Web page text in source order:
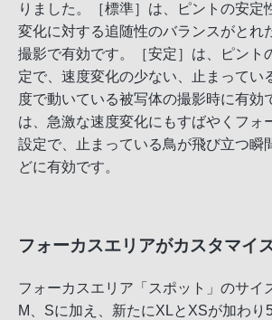
りました。［標準］は、ピントの安定
変化に対する追随性のバランスがとれ
撮影で有効です。［安定］は、ピント
定で、速度変化の少ない、止まってい
度で動いている被写体の撮影時に有効
は、急激な速度変化にもすばやくフォ
設定で、止まっている鳥が飛び立つ瞬
どに有効です。
フォーカスエリアがカスタマイ
フォーカスエリア「スポット」のサイ
M、Sに加え、新たにXLとXSが加わり